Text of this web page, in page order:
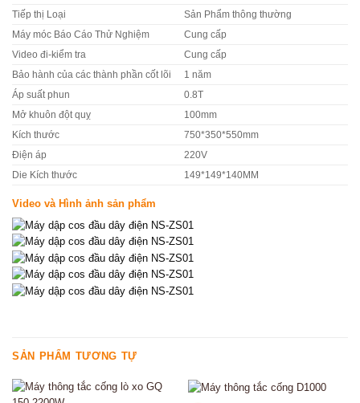
Tiếp thị Loại Sản Phẩm thông thường
Máy móc Báo Cáo Thử Nghiệm Cung cấp
Video đi-kiểm tra Cung cấp
Bảo hành của các thành phần cốt lõi 1 năm
Áp suất phun 0.8T
Mở khuôn đột quỵ 100mm
Kích thước 750*350*550mm
Điện áp 220V
Die Kích thước 149*149*140MM
Video và Hình ảnh sản phẩm
SẢN PHẨM TƯƠNG TỰ